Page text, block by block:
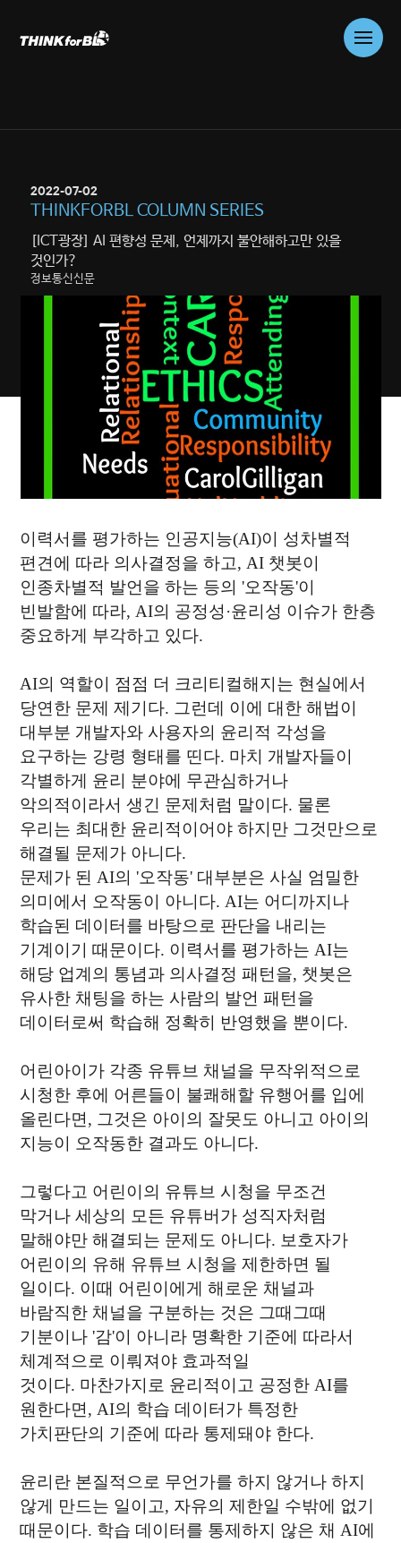
content
COMPANY
02WHAT WE DO
PROBLEM SOLVING
CONSULTING
WHAT WE DO
TRUSTWORTHY AI
WHAT WE DO
SMART LIVESTOCK
06WHAT'S NEW
NEWS
contact@thinkforbl.com
+82-2-562-6545
We love technology, but not as much as being human.
Would you like towork with us
2022-07-02
THINKFORBL COLUMN SERIES
[ICT광장] AI 편향성 문제, 언제까지 불안해하고만 있을
것인가?
정보통신신문
이력서를 평가하는 인공지능(AI)이 성차별적
편견에 따라 의사결정을 하고, AI 챗봇이
인종차별적 발언을 하는 등의 '오작동'이
빈발함에 따라, AI의 공정성·윤리성 이슈가 한층
중요하게 부각하고 있다.
AI의 역할이 점점 더 크리티컬해지는 현실에서
당연한 문제 제기다. 그런데 이에 대한 해법이
대부분 개발자와 사용자의 윤리적 각성을
요구하는 강령 형태를 띤다. 마치 개발자들이
각별하게 윤리 분야에 무관심하거나
악의적이라서 생긴 문제처럼 말이다. 물론
우리는 최대한 윤리적이어야 하지만 그것만으로
해결될 문제가 아니다.
문제가 된 AI의 '오작동' 대부분은 사실 엄밀한
의미에서 오작동이 아니다. AI는 어디까지나
학습된 데이터를 바탕으로 판단을 내리는
기계이기 때문이다. 이력서를 평가하는 AI는
해당 업계의 통념과 의사결정 패턴을, 챗봇은
유사한 채팅을 하는 사람의 발언 패턴을
데이터로써 학습해 정확히 반영했을 뿐이다.
어린아이가 각종 유튜브 채널을 무작위적으로
시청한 후에 어른들이 불쾌해할 유행어를 입에
올린다면, 그것은 아이의 잘못도 아니고 아이의
지능이 오작동한 결과도 아니다.
그렇다고 어린이의 유튜브 시청을 무조건
막거나 세상의 모든 유튜버가 성직자처럼
말해야만 해결되는 문제도 아니다. 보호자가
어린이의 유해 유튜브 시청을 제한하면 될
일이다. 이때 어린이에게 해로운 채널과
바람직한 채널을 구분하는 것은 그때그때
기분이나 '감'이 아니라 명확한 기준에 따라서
체계적으로 이뤄져야 효과적일
것이다. 마찬가지로 윤리적이고 공정한 AI를
원한다면, AI의 학습 데이터가 특정한
가치판단의 기준에 따라 통제돼야 한다.
윤리란 본질적으로 무언가를 하지 않거나 하지
않게 만드는 일이고, 자유의 제한일 수밖에 없기
때문이다. 학습 데이터를 통제하지 않은 채 AI에